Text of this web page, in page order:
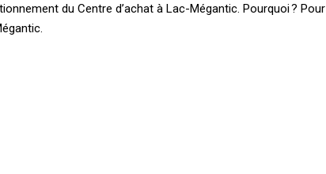
du ­Centre d’achat à ­Lac-Mégantic. Pourquoi ? ­Pour